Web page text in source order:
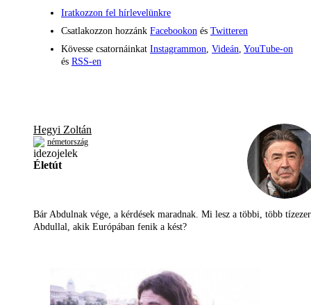
Iratkozzon fel hírlevelünkre
Csatlakozzon hozzánk Facebookon és Twitteren
Kövesse csatornáinkat Instagrammon, Videán, YouTube-on
és RSS-en
Hegyi Zoltán
németország
Életút
Bár Abdulnak vége, a kérdések maradnak. Mi lesz a többi, több tízezer
Abdullal, akik Európában fenik a kést?